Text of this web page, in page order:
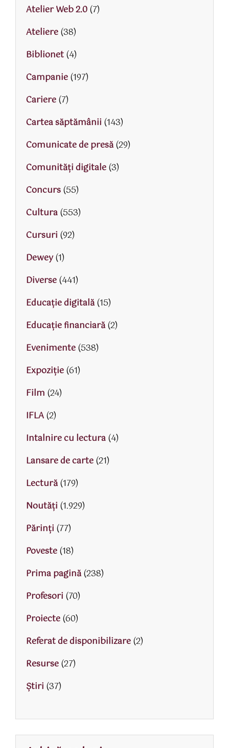
Atelier Web 2.0(7)
Ateliere(38)
Biblionet(4)
Campanie(197)
Cariere(7)
Cartea săptămânii (143)
Comunicate de presă(29)
Comunități digitale(3)
Concurs(55)
Cultura(553)
Cursuri (92)
Dewey(1)
Diverse(441)
Educaţie digitală(15)
Educaţie financiară(2)
Evenimente(538)
Expoziție(61)
Film (24)
IFLA(2)
Intalnire cu lectura(4)
Lansare de carte(21)
Lectură(179)
Noutăți (1.929)
Părinţi (77)
Poveste(18)
Prima pagină(238)
Profesori (70)
Proiecte(60)
Referat de disponibilizare(2)
Resurse(27)
Știri (37)